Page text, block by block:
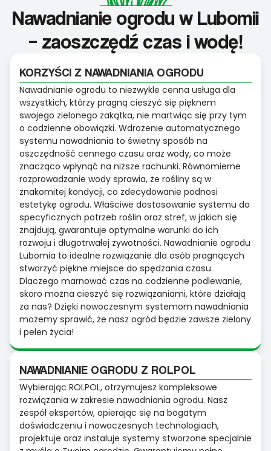
Nawadnianie ogrodu w Lubomii
– zaoszczędź czas i wodę!
KORZYŚCI Z NAWADNIANIA OGRODU
Nawadnianie ogrodu to niezwykle cenna usługa dla
wszystkich, którzy pragną cieszyć się pięknem
swojego zielonego zakątka, nie martwiąc się przy tym
o codzienne obowiązki. Wdrożenie automatycznego
systemu nawadniania to świetny sposób na
oszczędność cennego czasu oraz wody, co może
znacząco wpłynąć na niższe rachunki. Równomierne
rozprowadzanie wody sprawia, że rośliny są w
znakomitej kondycji, co zdecydowanie podnosi
estetykę ogrodu. Właściwe dostosowanie systemu do
specyficznych potrzeb roślin oraz stref, w jakich się
znajdują, gwarantuje optymalne warunki do ich
rozwoju i długotrwałej żywotności. Nawadnianie ogrodu
Lubomia to idealne rozwiązanie dla osób pragnących
stworzyć piękne miejsce do spędzania czasu.
Dlaczego marnować czas na codzienne podlewanie,
skoro można cieszyć się rozwiązaniami, które działają
za nas? Dzięki nowoczesnym systemom nawadniania
możemy sprawić, że nasz ogród będzie zawsze zielony
i pełen życia!
NAWADNIANIE OGRODU Z ROLPOL
Wybierając ROLPOL, otrzymujesz kompleksowe
rozwiązania w zakresie nawadniania ogrodu. Nasz
zespół ekspertów, opierając się na bogatym
doświadczeniu i nowoczesnych technologiach,
projektuje oraz instaluje systemy stworzone specjalnie